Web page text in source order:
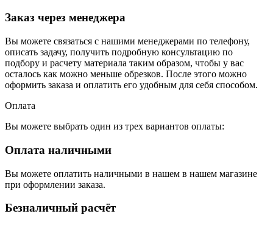
Заказ через менеджера
Вы можете связаться с нашими менеджерами по телефону,
описать задачу, получить подробную консультацию по
подбору и расчету материала таким образом, чтобы у вас
осталось как можно меньше обрезков. После этого можно
оформить заказа и оплатить его удобным для себя способом.
Оплата
Вы можете выбрать один из трех вариантов оплаты:
Оплата наличными
Вы можете оплатить наличными в нашем в нашем магазине
при оформлении заказа.
Безналичный расчёт